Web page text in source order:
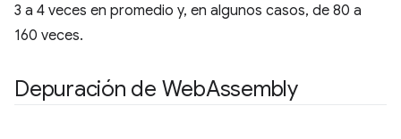
3 a 4 veces en promedio y, en algunos casos, de 80 a
160 veces.
Depuración de WebAssembly